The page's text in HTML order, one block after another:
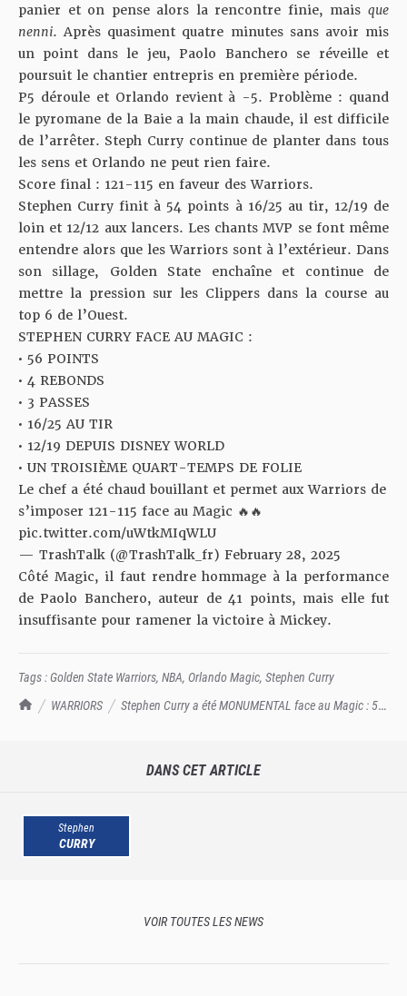
TrashTalk Actu NBA
WARRIORS
Stephen Curry a été MONUMENTAL face au Magic : 56
panier et on pense alors la rencontre finie, mais que
nenni. Après quasiment quatre minutes sans avoir mis
un point dans le jeu, Paolo Banchero se réveille et
poursuit le chantier entrepris en première période.
P5 déroule et Orlando revient à -5. Problème : quand
le pyromane de la Baie a la main chaude, il est difficile
de l’arrêter. Steph Curry continue de planter dans tous
les sens et Orlando ne peut rien faire.
Score final : 121-115 en faveur des Warriors.
Stephen Curry finit à 54 points à 16/25 au tir, 12/19 de
loin et 12/12 aux lancers. Les chants MVP se font même
entendre alors que les Warriors sont à l’extérieur. Dans
son sillage, Golden State enchaîne et continue de
mettre la pression sur les Clippers dans la course au
top 6 de l’Ouest.
STEPHEN CURRY FACE AU MAGIC :
• 56 POINTS
• 4 REBONDS
• 3 PASSES
• 16/25 AU TIR
• 12/19 DEPUIS DISNEY WORLD
• UN TROISIÈME QUART-TEMPS DE FOLIE
Le chef a été chaud bouillant et permet aux Warriors de
s’imposer 121-115 face au Magic 🔥🔥
pic.twitter.com/uWtkMIqWLU
— TrashTalk (@TrashTalk_fr) February 28, 2025
Côté Magic, il faut rendre hommage à la performance
de Paolo Banchero, auteur de 41 points, mais elle fut
insuffisante pour ramener la victoire à Mickey.
Tags :Golden State Warriors, NBA, Orlando Magic, Stephen Curry
DANS CET ARTICLE
Stephen
CURRY
VOIR TOUTES LES NEWS